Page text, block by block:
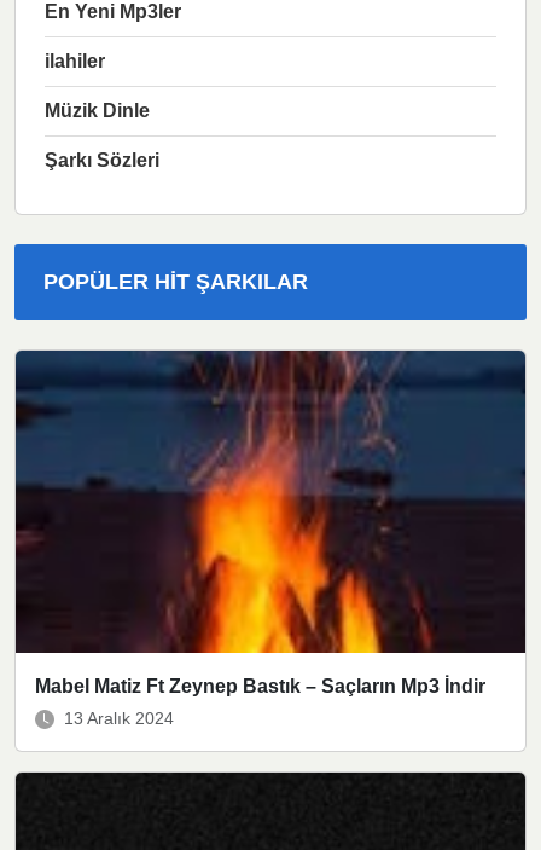
En Yeni Mp3ler
ilahiler
Müzik Dinle
Şarkı Sözleri
POPÜLER HIT ŞARKILAR
Mabel Matiz Ft Zeynep Bastık – Saçların Mp3 İndir
13 Aralık 2024